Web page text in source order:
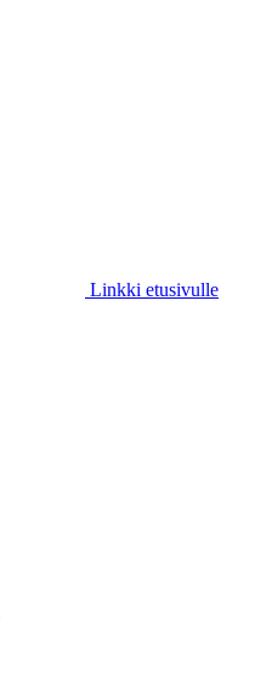
Linkki etusivulle